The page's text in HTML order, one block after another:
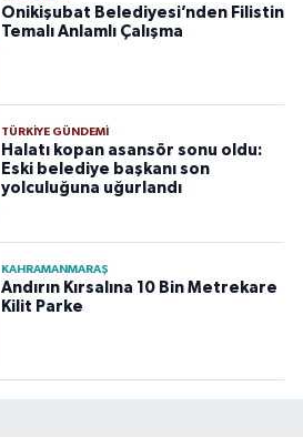
Onikişubat Belediyesi’nden Filistin
Temalı Anlamlı Çalışma
TÜRKIYE GÜNDEMI
Halatı kopan asansör sonu oldu:
Eski belediye başkanı son
yolculuğuna uğurlandı
KAHRAMANMARAŞ
Andırın Kırsalına 10 Bin Metrekare
Kilit Parke